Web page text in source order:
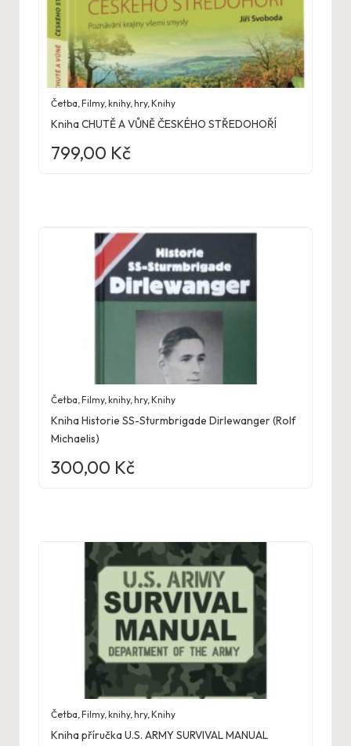
Četba ,Filmy, knihy, hry,Knihy
Kniha CHUTĚ A VŮNĚ ČESKÉHO STŘEDOHOŘÍ
799,00 Kč
Četba,Filmy, knihy, hry,Knihy
Kniha Historie SS-Sturmbrigade Dirlewanger (Rolf
Michaelis)
300,00 Kč
Četba,Filmy, knihy, hry,Knihy
Kniha příručka U.S. ARMY SURVIVAL MANUAL